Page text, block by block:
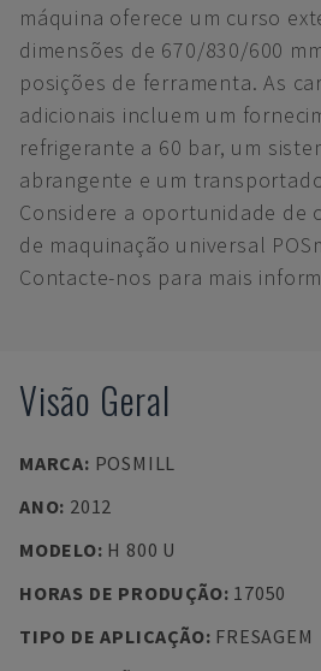
máquina oferece um curso
dimensões de 670/830/600
posições de ferramenta. As
adicionais incluem um
refrigerante a 60 bar, um
abrangente e um
Considere a oportunidade de
de maquinação universal
Contacte-nos para mais
Visão Geral
MARCA: POSMILL
ANO: 2012
MODELO: H 800 U
HORAS DE PRODUÇÃO: 17050
TIPO DE APLICAÇÃO: FRESAGEM